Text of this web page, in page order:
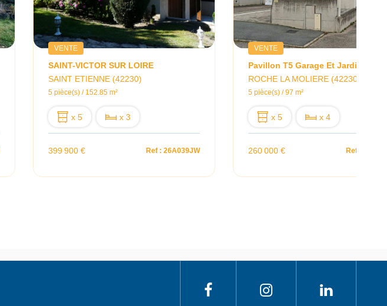
VENTE
SAINT-VICTOR SUR LOIRE
SAINT ETIENNE (42230)
5 pièce(s) / 152.85 m²
x 5 x 3
399 900 € Ref : 26A039JW
VENTE
Pavillon T5 Garage Et Jardin
ROCHE LA MOLIERE (42230)
5 pièce(s) / 97 m²
x 5 x 4
260 000 € Ref :